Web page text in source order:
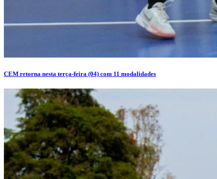
CEM retorna nesta terça-feira (04) com 11 modalidades